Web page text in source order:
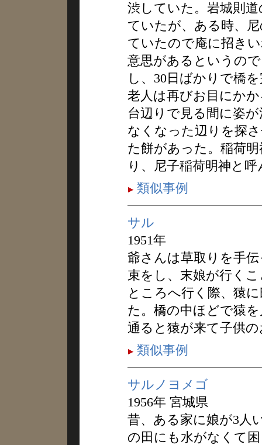
渋していた。岩城則
ていたが、ある時、
ていたので庵に招き
意思があるというの
し、30日ばかりで橋
老人は再びお目にか
台辺りで見る間に姿
なくなった辺りを探
た餅があった。稲荷
り、尼子稲荷明神と
類似事例
サル
1951年
爺さんは草取りを手
束をし、末娘が行く
ところへ行く際、猿
た。橋の中ほどで猿
通ると猿が来て子供
類似事例
サルノヨメゴ
1956年 宮城県
昔、ある家に娘が3人
の田にも水がなくて